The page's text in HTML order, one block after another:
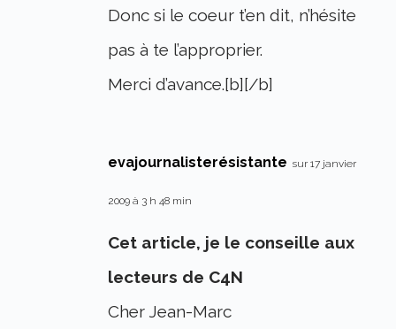
Donc si le coeur t’en dit, n’hésite
pas à te l’approprier.
Merci d’avance.[b][/b]
evajournalisterésistante sur 17 janvier
2009 à 3 h 48 min
Cet article, je le conseille aux
lecteurs de C4N
Cher Jean-Marc